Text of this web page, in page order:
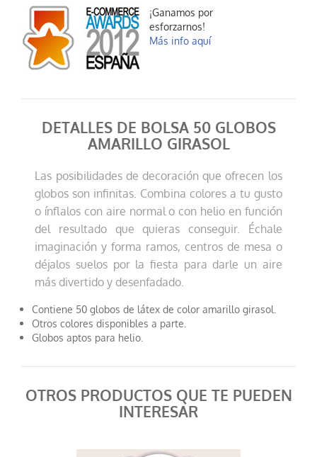
¡Ganamos por
esforzarnos!
Más info aquí
DETALLES DE BOLSA 50 GLOBOS
AMARILLO GIRASOL
Las posibilidades de decoración que ofrecen los
globos son infinitas. Combina colores a tu gusto
o ínflalos con aire normal o con helio en función
del resultado que quieras conseguir. Échale
imaginación y forma ramos, centros de mesa o
déjalos suelos por la fiesta para darle un aire
más divertido y desenfadado.
Contiene 50 globos de látex de color amarillo girasol.
Otros colores disponibles a parte.
Globos aptos para helio.
OTROS PRODUCTOS QUE TE PUEDEN
INTERESAR